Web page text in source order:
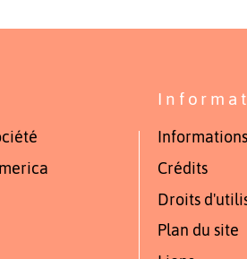
Crédits
Droits
Plan du site